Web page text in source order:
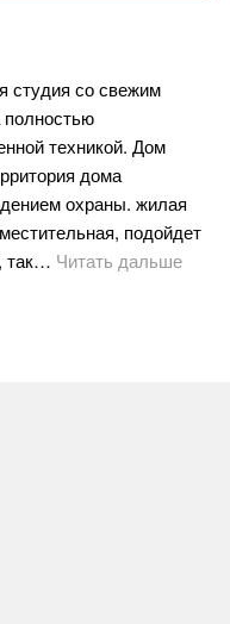
студия со свежим
полностью
техникой. Дом
дома
охраны. жилая
подойдет
так… Читать дальше